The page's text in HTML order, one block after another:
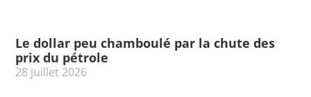
Le dollar peu chamboulé par la chute des
prix du pétrole
28 juillet 2026